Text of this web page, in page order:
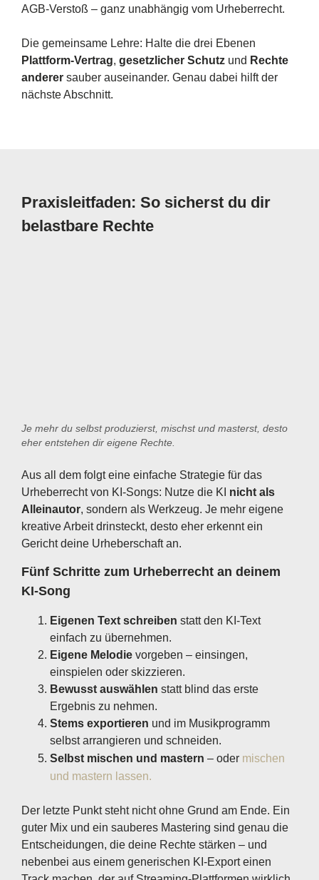
AGB-Verstoß – ganz unabhängig vom Urheberrecht.
Die gemeinsame Lehre: Halte die drei Ebenen
Plattform-Vertrag, gesetzlicher Schutz und Rechte
anderer sauber auseinander. Genau dabei hilft der
nächste Abschnitt.
Praxisleitfaden: So sicherst du dir
belastbare Rechte
Je mehr du selbst produzierst, mischst und masterst, desto
eher entstehen dir eigene Rechte.
Aus all dem folgt eine einfache Strategie für das
Urheberrecht von KI-Songs: Nutze die KI nicht als
Alleinautor, sondern als Werkzeug. Je mehr eigene
kreative Arbeit drinsteckt, desto eher erkennt ein
Gericht deine Urheberschaft an.
Fünf Schritte zum Urheberrecht an deinem
KI-Song
Eigenen Text schreiben statt den KI-Text
einfach zu übernehmen.
Eigene Melodie vorgeben – einsingen,
einspielen oder skizzieren.
Bewusst auswählen statt blind das erste
Ergebnis zu nehmen.
Stems exportieren und im Musikprogramm
selbst arrangieren und schneiden.
Selbst mischen und mastern – oder mischen
und mastern lassen.
Der letzte Punkt steht nicht ohne Grund am Ende. Ein
guter Mix und ein sauberes Mastering sind genau die
Entscheidungen, die deine Rechte stärken – und
nebenbei aus einem generischen KI-Export einen